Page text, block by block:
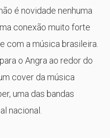
é novidade nenhuma
conexão muito forte
com a música brasileira.
o Angra ao redor do
cover da música
uma das bandas
nacional.